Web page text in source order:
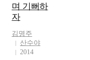
며 기뻐하
자
김명주
산수야
2014